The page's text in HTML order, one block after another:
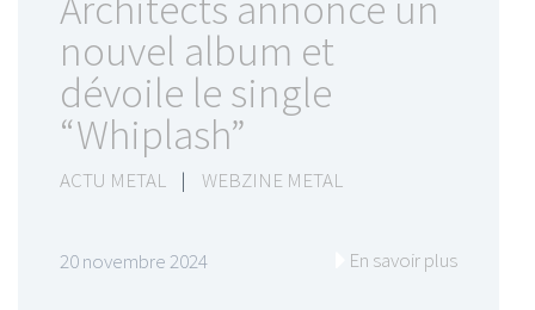
nouvel album et
dévoile le single
“Whiplash”
ACTU METAL | WEBZINE METAL
20 novembre 2024 En savoir plus